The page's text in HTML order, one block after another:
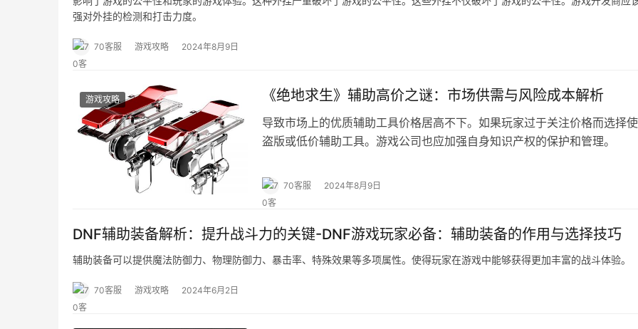
强对外挂的检测和打击力度。
70客服 游戏攻略 2024年8月9日
游戏攻略 《绝地求生》辅助高价之谜：市场供需与风险成本解析
导致市场上的优质辅助工具价格居高不下。如果玩家过于关注价格而选择
盗版或低价辅助工具。游戏公司也应加强自身知识产权的保护和管理。
70客服 2024年8月9日
DNF辅助装备解析：提升战斗力的关键-DNF游戏玩家必备：辅助装备的作用与选择技巧
辅助装备可以提供魔法防御力、物理防御力、暴击率、特殊效果等多项属性。使得玩家在游戏中能够获得更加丰富的战斗体验。
70客服 游戏攻略 2024年6月2日